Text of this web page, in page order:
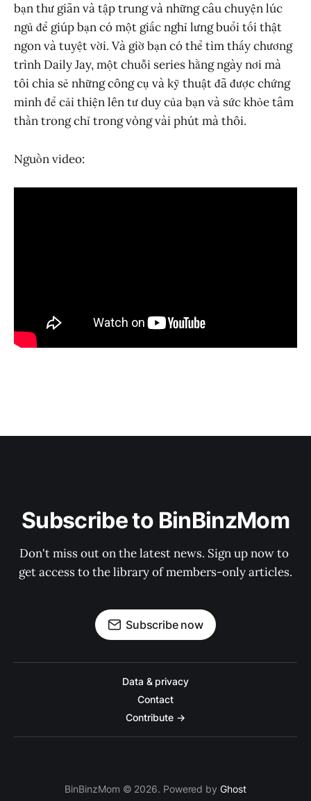
bạn thư giãn và tập trung và những câu chuyện lúc
ngủ để giúp bạn có một giấc nghỉ lưng buổi tối thật
ngon và tuyệt vời. Và giờ bạn có thể tìm thấy chương
trình Daily Jay, một chuỗi series hằng ngày nơi mà
tôi chia sẻ những công cụ và kỹ thuật đã được chứng
minh để cải thiện lên tư duy của bạn và sức khỏe tâm
thần trong chỉ trong vòng vài phút mà thôi.
Nguồn video:
Subscribe to BinBinzMom
Don't miss out on the latest news. Sign up now to
get access to the library of members-only articles.
Subscribe now
Data & privacy
Contact
Contribute →
BinBinzMom © 2026. Powered by Ghost